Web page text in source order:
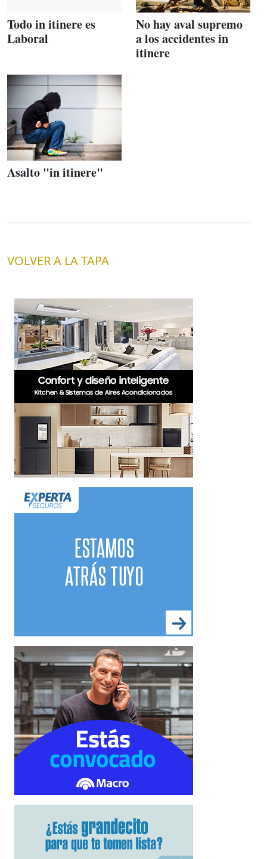
Todo in itinere es
Laboral
No hay aval supremo
a los accidentes in
itinere
Asalto "in itinere"
VOLVER A LA TAPA